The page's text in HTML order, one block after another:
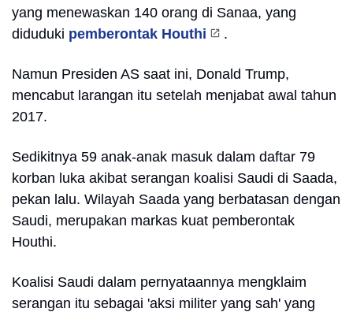
yang menewaskan 140 orang di Sanaa, yang
diduduki pemberontak Houthi .
Namun Presiden AS saat ini, Donald Trump,
mencabut larangan itu setelah menjabat awal tahun
2017.
Sedikitnya 59 anak-anak masuk dalam daftar 79
korban luka akibat serangan koalisi Saudi di Saada,
pekan lalu. Wilayah Saada yang berbatasan dengan
Saudi, merupakan markas kuat pemberontak
Houthi.
Koalisi Saudi dalam pernyataannya mengklaim
serangan itu sebagai 'aksi militer yang sah' yang